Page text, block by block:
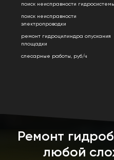
поиск неисправности гидросистемы
поиск неисправности
электропроводки
ремонт гидроцилиндра опускания
площадки
слесарные работы, руб/ч
Ремонт
любой